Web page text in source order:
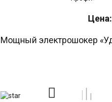
Мощный электрошокер